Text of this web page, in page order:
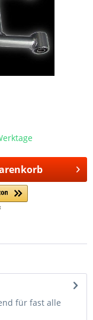
für fast alle